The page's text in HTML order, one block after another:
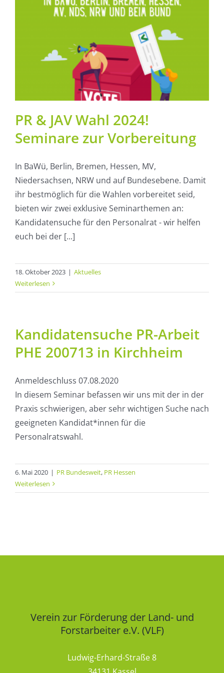
PR & JAV Wahl 2024!
Seminare zur Vorbereitung
In BaWü, Berlin, Bremen, Hessen, MV,
Niedersachsen, NRW und auf Bundesebene. Damit
ihr bestmöglich für die Wahlen vorbereitet seid,
bieten wir zwei exklusive Seminarthemen an:
Kandidatensuche für den Personalrat - wir helfen
euch bei der [...]
18. Oktober 2023 | Aktuelles
Weiterlesen
Kandidatensuche PR-Arbeit
PHE 200713 in Kirchheim
Anmeldeschluss 07.08.2020
In diesem Seminar befassen wir uns mit der in der
Praxis schwierigen, aber sehr wichtigen Suche nach
geeigneten Kandidat*innen für die
Personalratswahl.
6. Mai 2020 | PR Bundesweit, PR Hessen
Weiterlesen
Verein zur Förderung der Land- und
Forstarbeiter e.V. (VLF)
Ludwig-Erhard-Straße 8